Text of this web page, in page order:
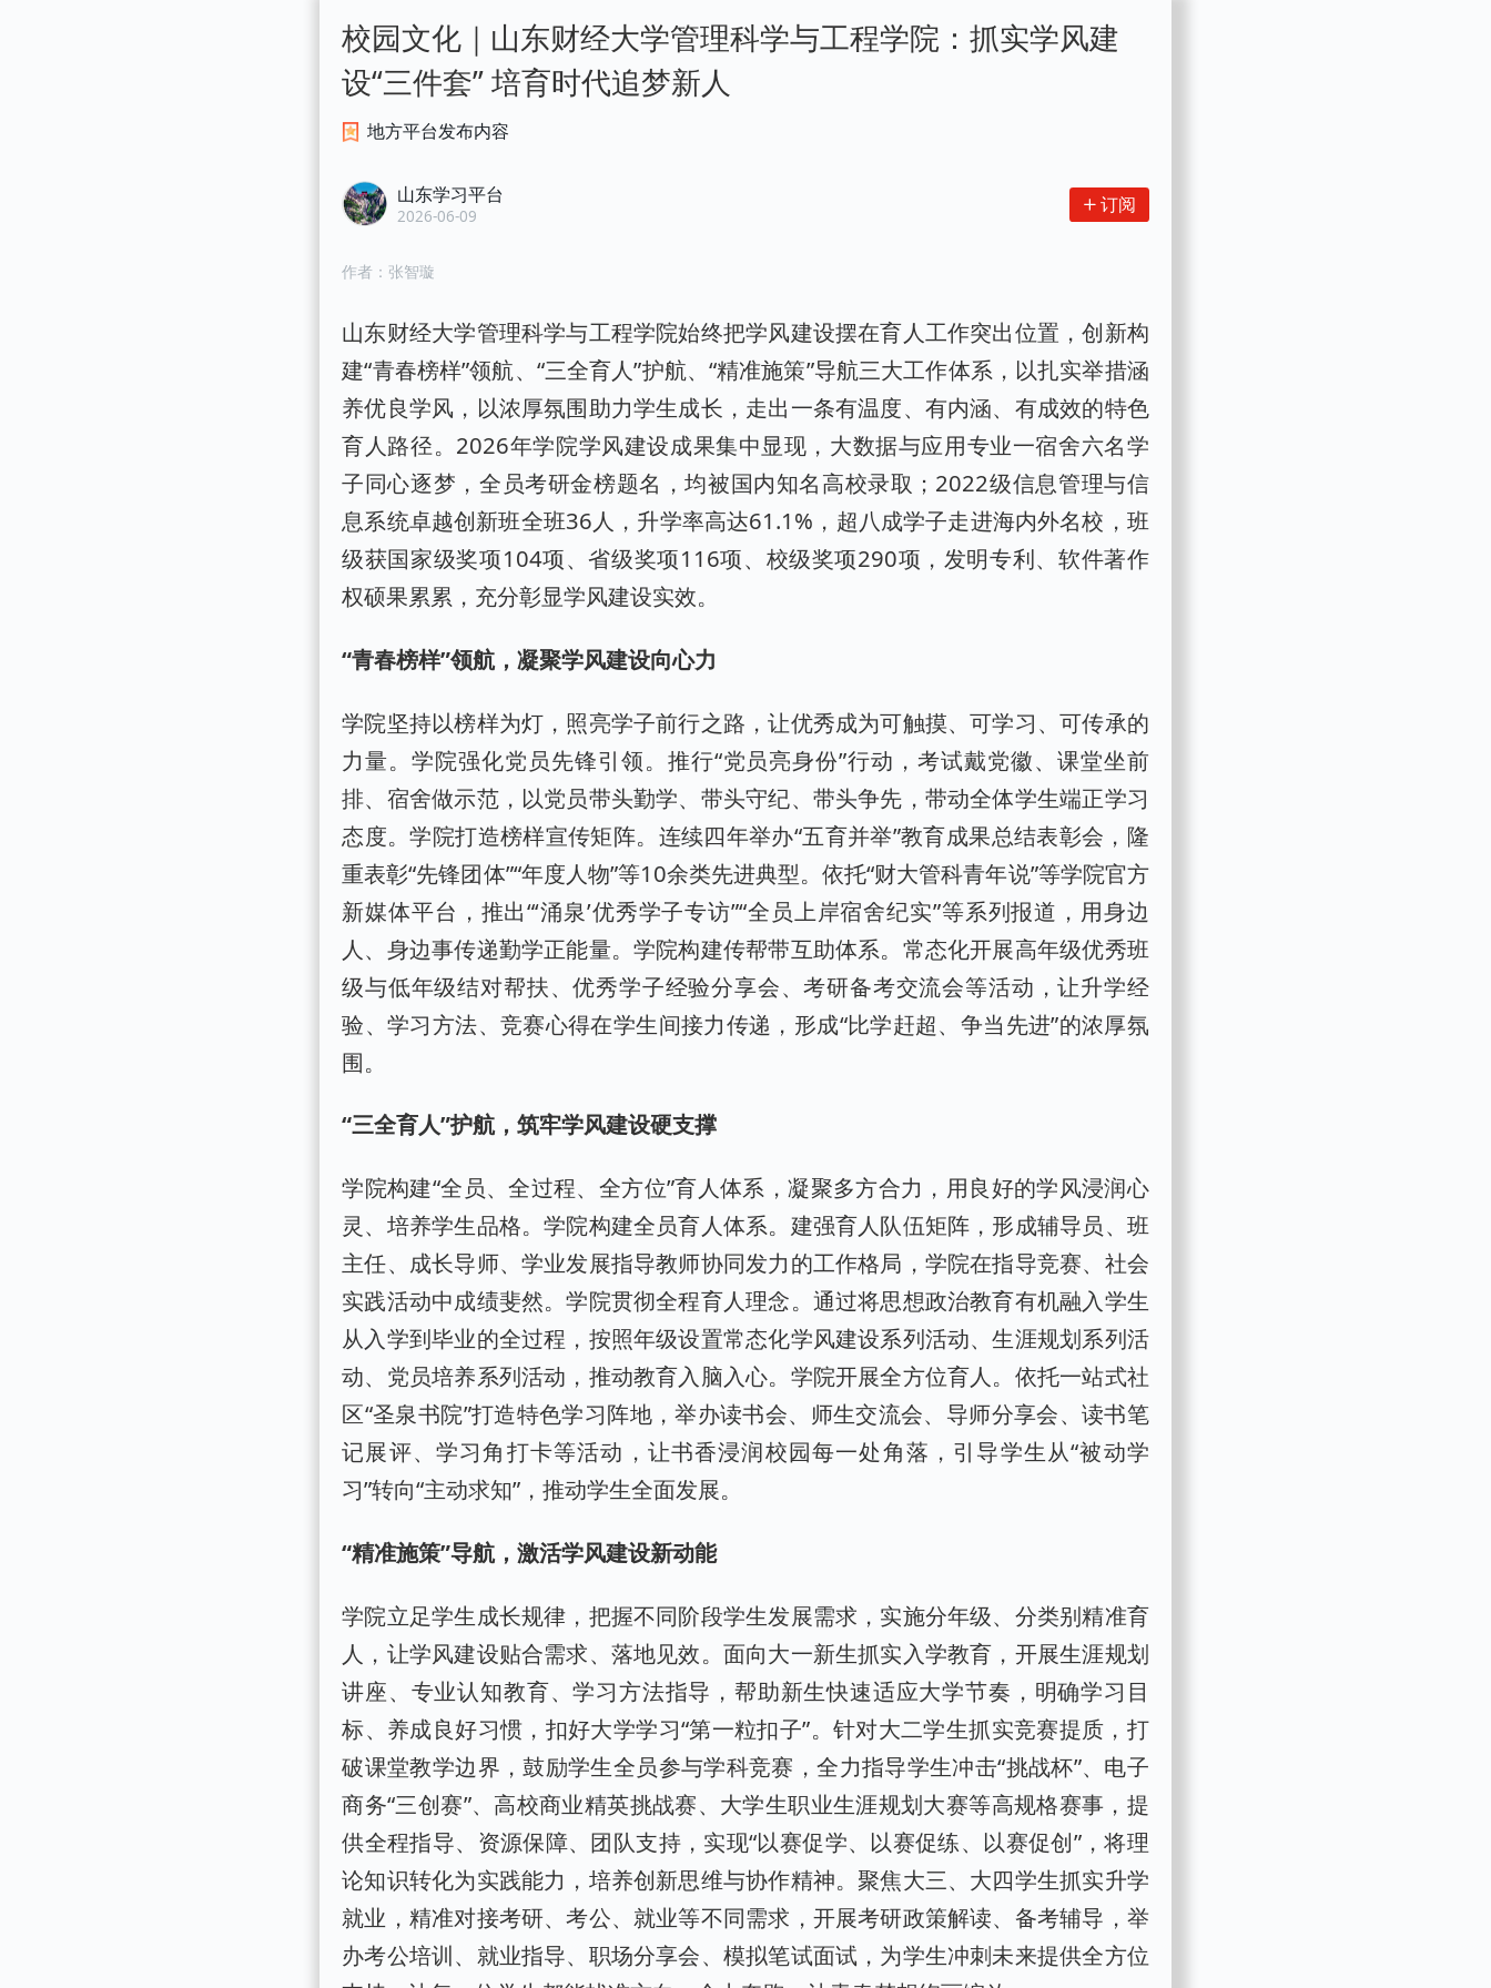
校园文化｜山东财经大学管理科学与工程学院：抓实学风建
设“三件套” 培育时代追梦新人
地方平台发布内容
山东学习平台
2026-06-09 订阅
作者： 张智璇
山东财经大学管理科学与工程学院始终把学风建设摆在育人工作突出位置，创新构
建“青春榜样”领航、“三全育人”护航、“精准施策”导航三大工作体系，以扎实举措涵
养优良学风，以浓厚氛围助力学生成长，走出一条有温度、有内涵、有成效的特色
育人路径。2026年学院学风建设成果集中显现，大数据与应用专业一宿舍六名学
子同心逐梦，全员考研金榜题名，均被国内知名高校录取；2022级信息管理与信
息系统卓越创新班全班36人，升学率高达61.1%，超八成学子走进海内外名校，班
级获国家级奖项104项、省级奖项116项、校级奖项290项，发明专利、软件著作
权硕果累累，充分彰显学风建设实效。
“青春榜样”领航，凝聚学风建设向心力
学院坚持以榜样为灯，照亮学子前行之路，让优秀成为可触摸、可学习、可传承的
力量。学院强化党员先锋引领。推行“党员亮身份”行动，考试戴党徽、课堂坐前
排、宿舍做示范，以党员带头勤学、带头守纪、带头争先，带动全体学生端正学习
态度。学院打造榜样宣传矩阵。连续四年举办“五育并举”教育成果总结表彰会，隆
重表彰“先锋团体”“年度人物”等10余类先进典型。依托“财大管科青年说”等学院官方
新媒体平台，推出“‘涌泉’优秀学子专访”“全员上岸宿舍纪实”等系列报道，用身边
人、身边事传递勤学正能量。学院构建传帮带互助体系。常态化开展高年级优秀班
级与低年级结对帮扶、优秀学子经验分享会、考研备考交流会等活动，让升学经
验、学习方法、竞赛心得在学生间接力传递，形成“比学赶超、争当先进”的浓厚氛
围。
“三全育人”护航，筑牢学风建设硬支撑
学院构建“全员、全过程、全方位”育人体系，凝聚多方合力，用良好的学风浸润心
灵、培养学生品格。学院构建全员育人体系。建强育人队伍矩阵，形成辅导员、班
主任、成长导师、学业发展指导教师协同发力的工作格局，学院在指导竞赛、社会
实践活动中成绩斐然。学院贯彻全程育人理念。通过将思想政治教育有机融入学生
从入学到毕业的全过程，按照年级设置常态化学风建设系列活动、生涯规划系列活
动、党员培养系列活动，推动教育入脑入心。学院开展全方位育人。依托一站式社
区“圣泉书院”打造特色学习阵地，举办读书会、师生交流会、导师分享会、读书笔
记展评、学习角打卡等活动，让书香浸润校园每一处角落，引导学生从“被动学
习”转向“主动求知”，推动学生全面发展。
“精准施策”导航，激活学风建设新动能
学院立足学生成长规律，把握不同阶段学生发展需求，实施分年级、分类别精准育
人，让学风建设贴合需求、落地见效。面向大一新生抓实入学教育，开展生涯规划
讲座、专业认知教育、学习方法指导，帮助新生快速适应大学节奏，明确学习目
标、养成良好习惯，扣好大学学习“第一粒扣子”。针对大二学生抓实竞赛提质，打
破课堂教学边界，鼓励学生全员参与学科竞赛，全力指导学生冲击“挑战杯”、电子
商务“三创赛”、高校商业精英挑战赛、大学生职业生涯规划大赛等高规格赛事，提
供全程指导、资源保障、团队支持，实现“以赛促学、以赛促练、以赛促创”，将理
论知识转化为实践能力，培养创新思维与协作精神。聚焦大三、大四学生抓实升学
就业，精准对接考研、考公、就业等不同需求，开展考研政策解读、备考辅导，举
办考公培训、就业指导、职场分享会、模拟笔试面试，为学生冲刺未来提供全方位